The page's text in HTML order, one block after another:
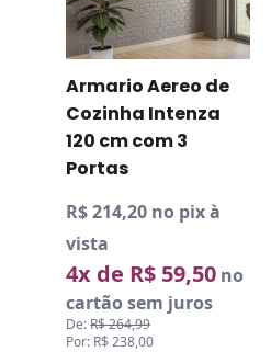
Armario Aereo de
Cozinha Intenza
120 cm com 3
Portas
R$ 214,20 no pix à
vista
4x de R$ 59,50no
cartão sem juros
De:R$ 264,99
Por: R$ 238,00